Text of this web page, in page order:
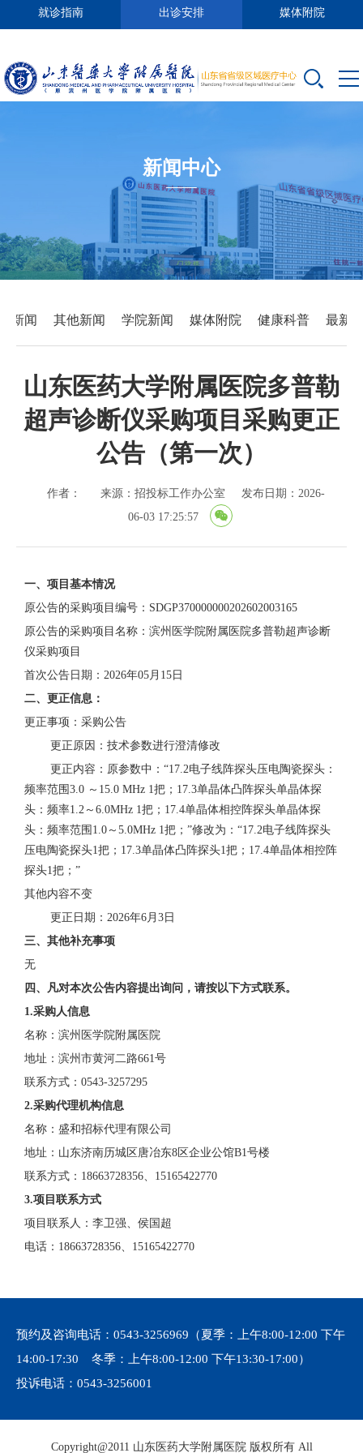
就诊指南 出诊安排 媒体附院
新闻中心
新闻 其他新闻 学院新闻 媒体附院 健康科普 最新
山东医药大学附属医院多普勒
超声诊断仪采购项目采购更正
公告（第一次）
作者： 来源：招投标工作办公室
发布日期：2026-
06-03 17:25:57
一、项目基本情况
原公告的采购项目编号： SDGP370000000202602003165
原公告的采购项目名称：滨州医学院附属医院多普勒超声诊断
仪采购项目
首次公告日期： 2026年05月15日
二、更正信息：
更正事项：采购公告
更正原因：技术参数进行澄清修改
更正内容：原参数中： “17.2电子线阵探头压电陶瓷探头：
频率范围3.0 ～15.0 MHz 1把；17.3单晶体凸阵探头单晶体探
头：频率1.2～6.0MHz 1把；17.4单晶体相控阵探头单晶体探
头：频率范围1.0～5.0MHz 1把；”修改为：“17.2电子线阵探头
压电陶瓷探头1把；17.3单晶体凸阵探头1把；17.4单晶体相控阵
探头1把；”
其他内容不变
更正日期： 2026年6月3日
三、其他补充事项
无
四、凡对本次公告内容提出询问，请按以下方式联系。
1.采购人信息
名称：滨州医学院附属医院
地址：滨州市黄河二路661号
联系方式： 0543-3257295
2.采购代理机构信息
名称：盛和招标代理有限公司
地址：山东济南历城区唐冶东8区企业公馆B1号楼
联系方式： 18663728356、15165422770
3.项目联系方式
项目联系人：李卫强、侯国超
电话： 18663728356、15165422770
预约及咨询电话： 0543-3256969 （夏季：上午8:00-12:00 下午
14:00-17:30 冬季：上午8:00-12:00 下午13:30-17:00）
投诉电话： 0543-3256001
Copyright@2011 山东医药大学附属医院 版权所有 All